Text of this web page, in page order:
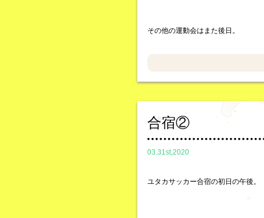
その他の運動会はまた後日。
合宿②
03.31st,2020
ユタカサッカー合宿の初日の午後。